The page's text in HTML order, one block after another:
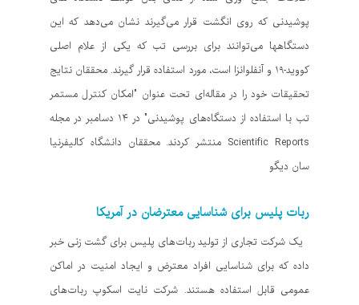
پوشیدنی که روی انگشت قرار می‌گیرند نشان می‌دهد که این
دستگاهها می‌توانند برای بررسی تب که یکی از علام اصلی
کووید-۱۹ و آنفلوانزا است، مورد استفاده قرار گیرند. محققان نتایج
تحقیقات خود را در مقاله‌ای تحت عنوان "امکان کنترل مستمر
تب با استفاده از دستگاه‌های پوشیدنی" در ۱۴ دسامبر در مجله
Scientific Reports منتشر کردند. محققان دانشگاه کالیفرنیا
سان دیگو
ربات‌ پلیس برای شناسایی معترضان در آمریکا
یک شرکت تجاری از تولید ربات‌های پلیس برای گشت زنی خبر
داده که برای شناسایی افراد معترض و ایجاد امنیت در اماکن
عمومی قابل استفاده هستند. شرکت نایت اسکوپ ربات‌های